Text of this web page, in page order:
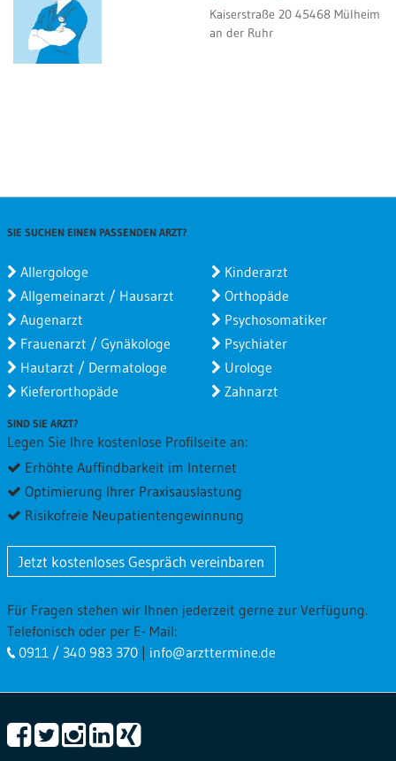
Kaiserstraße 20 45468 Mülheim
an der Ruhr
SIE SUCHEN EINEN PASSENDEN ARZT?
Allergologe
Allgemeinarzt / Hausarzt
Augenarzt
Frauenarzt / Gynäkologe
Hautarzt / Dermatologe
Kieferorthopäde
Kinderarzt
Orthopäde
Psychosomatiker
Psychiater
Urologe
Zahnarzt
SIND SIE ARZT?
Legen Sie Ihre kostenlose Profilseite an:
Erhöhte Auffindbarkeit im Internet
Optimierung Ihrer Praxisauslastung
Risikofreie Neupatientengewinnung
Jetzt kostenloses Gespräch vereinbaren
Für Fragen stehen wir Ihnen jederzeit gerne zur Verfügung.
Telefonisch oder per E- Mail:
0911 / 340 983 370 | info@arzttermine.de